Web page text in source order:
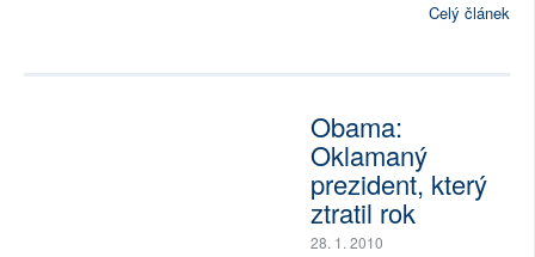
Celý článek
Obama:
Oklamaný
prezident, který
ztratil rok
28. 1. 2010